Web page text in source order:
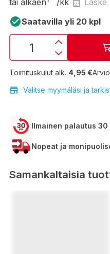
tai alkaen /kk
Laske
Saatavilla yli 20 kpl
Toimituskulut alk. 4,95 €
Valitse myymäläsi ja
Ilmainen palautus
Nopeat ja
Samankaltaisia